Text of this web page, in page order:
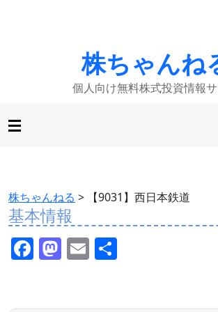
株ちゃんね
個人向け無料株式投資情報サ
株ちゃんねる > 【9031】西日本鉄道
基本情報
F M E